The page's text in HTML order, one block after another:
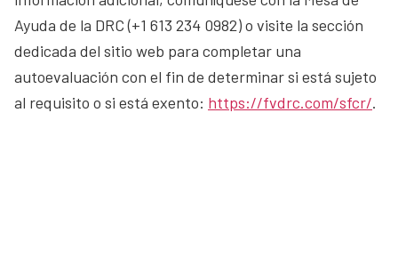
Ayuda de la DRC (+1 613 234 0982) o visite la sección
dedicada del sitio web para completar una
autoevaluación con el fin de determinar si está sujeto
al requisito o si está exento: https://fvdrc.com/sfcr/.